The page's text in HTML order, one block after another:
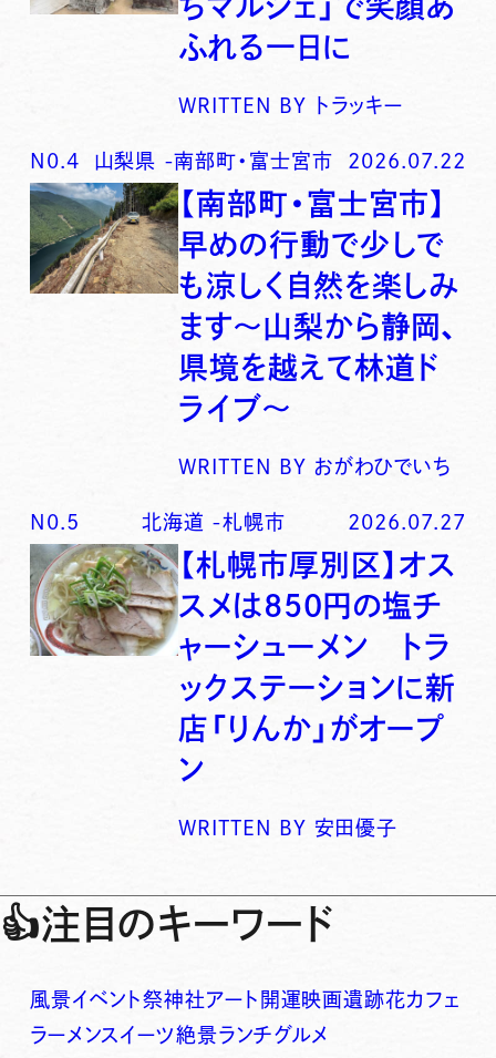
ふれる一日に
WRITTEN BY トラッキー
N0. 4 山梨県 -南部町・富士宮市 2026.07.22
【南部町・富士宮市】
早めの行動で少しで
も涼しく自然を楽しみ
ます〜山梨から静岡、
県境を越えて林道ド
ライブ〜
WRITTEN BY おがわひでいち
N0. 5 北海道 -札幌市 2026.07.27
【札幌市厚別区】オス
スメは850円の塩チ
ャーシューメン トラ
ックステーションに新
店「りんか」がオープ
ン
WRITTEN BY 安田優子
👍注目のキーワード
風景イベント祭神社アート 開運映画遺跡花カフェ
ラーメンスイーツ絶景ランチグルメ